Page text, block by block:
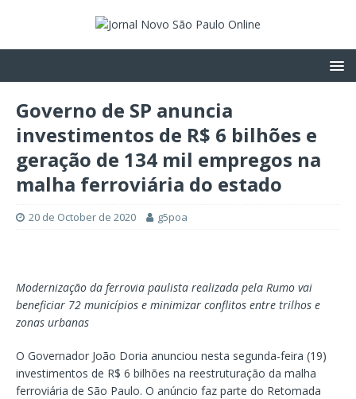
Governo de SP anuncia
investimentos de R$ 6 bilhões e
geração de 134 mil empregos na
malha ferroviária do estado
20 de October de 2020 g5poa
Modernização da ferrovia paulista realizada pela Rumo vai
beneficiar 72 municípios e minimizar conflitos entre trilhos e
zonas urbanas
O Governador João Doria anunciou nesta segunda-feira (19)
investimentos de R$ 6 bilhões na reestruturação da malha
ferroviária de São Paulo. O anúncio faz parte do Retomada